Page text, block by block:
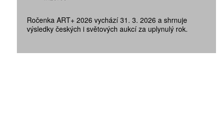
Ročenka ART+ 2026 vychází 31. 3. 2026 a shrnuje
výsledky českých i světových aukcí za uplynulý rok.